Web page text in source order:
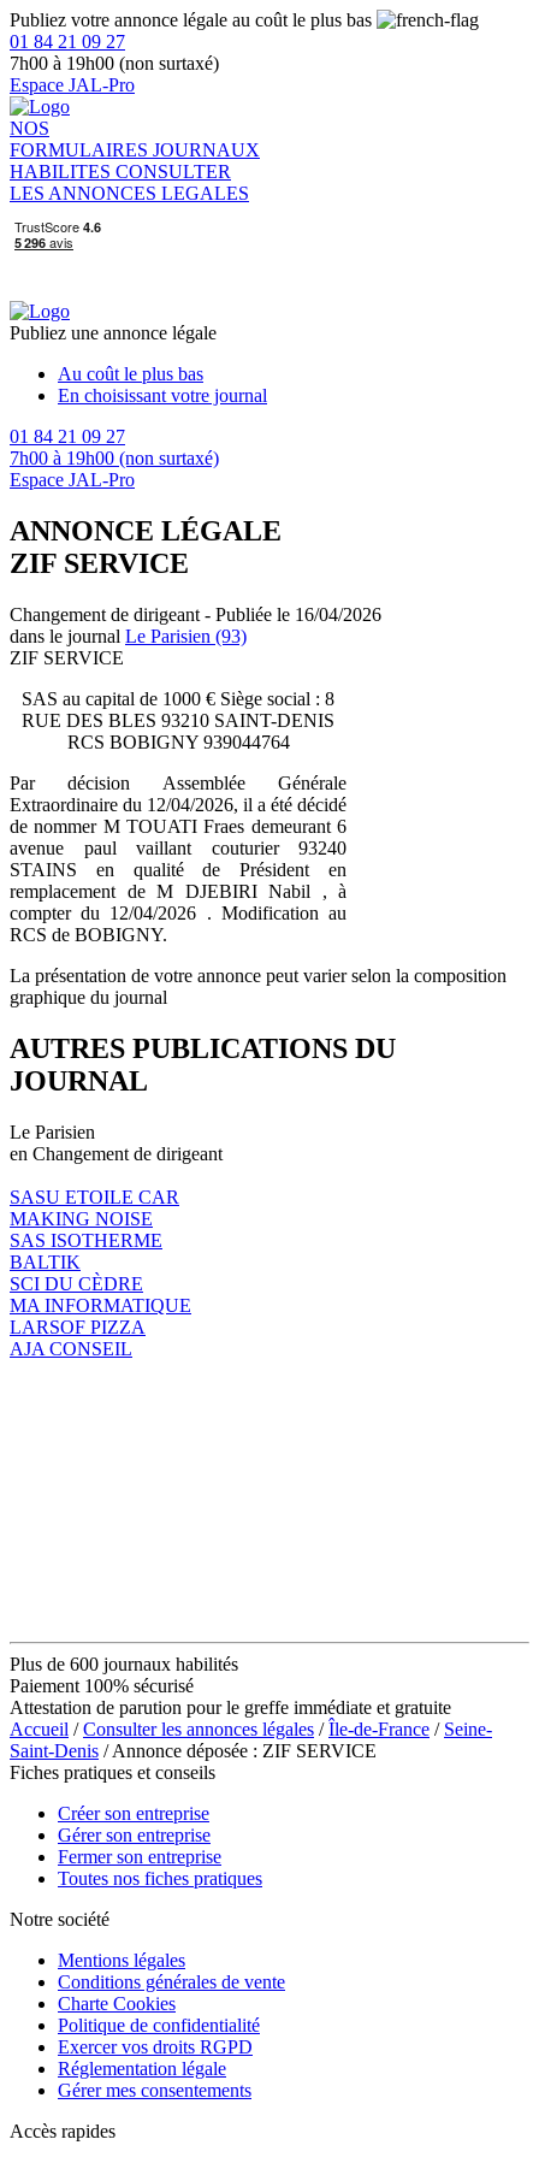
Publiez votre annonce légale au coût le plus bas
01 84 21 09 27
7h00 à 19h00 (non surtaxé)
Espace JAL-Pro
NOS
FORMULAIRES JOURNAUX
HABILITES CONSULTER
LES ANNONCES LEGALES
Publiez une annonce légale
Au coût le plus bas
En choisissant votre journal
01 84 21 09 27
7h00 à 19h00 (non surtaxé)
Espace JAL-Pro
ANNONCE LÉGALE
ZIF SERVICE
Changement de dirigeant - Publiée le 16/04/2026
dans le journal Le Parisien (93)
ZIF SERVICE
SAS au capital de 1000 € Siège social : 8
RUE DES BLES 93210 SAINT-DENIS
RCS BOBIGNY 939044764
Par décision Assemblée Générale
Extraordinaire du 12/04/2026, il a été décidé
de nommer M TOUATI Fraes demeurant 6
avenue paul vaillant couturier 93240
STAINS en qualité de Président en
remplacement de M DJEBIRI Nabil , à
compter du 12/04/2026 . Modification au
RCS de BOBIGNY.
La présentation de votre annonce peut varier selon la composition
graphique du journal
AUTRES PUBLICATIONS DU
JOURNAL
Le Parisien
en Changement de dirigeant
SASU ETOILE CAR
MAKING NOISE
SAS ISOTHERME
BALTIK
SCI DU CÈDRE
MA INFORMATIQUE
LARSOF PIZZA
AJA CONSEIL
Plus de 600 journaux habilités
Paiement 100% sécurisé
Attestation de parution pour le greffe immédiate et gratuite
Accueil /Consulter les annonces légales /Île-de-France / Seine-
Saint-Denis / Annonce déposée : ZIF SERVICE
Fiches pratiques et conseils
Créer son entreprise
Gérer son entreprise
Fermer son entreprise
Toutes nos fiches pratiques
Notre société
Mentions légales
Conditions générales de vente
Charte Cookies
Politique de confidentialité
Exercer vos droits RGPD
Réglementation légale
Gérer mes consentements
Accès rapides